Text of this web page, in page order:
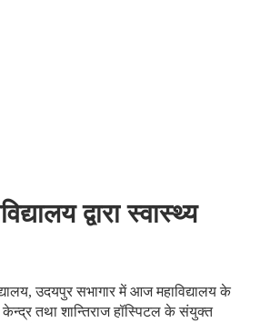
द्वारा स्वास्थ्य
उदयपुर सभागार में आज महाविद्यालय के
केन्द्र तथा शान्तिराज हॉस्पिटल के संयुक्त